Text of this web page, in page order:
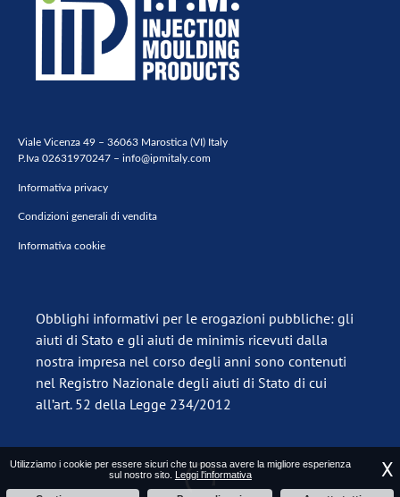
Viale Vicenza 49 – 36063 Marostica (VI) Italy
P.Iva 02631970247 – info@ipmitaly.com
Informativa privacy
Condizioni generali di vendita
Informativa cookie
Obblighi informativi per le erogazioni pubbliche: gli
aiuti di Stato e gli aiuti de minimis ricevuti dalla
nostra impresa nel corso degli anni sono contenuti
nel Registro Nazionale degli aiuti di Stato di cui
all’art. 52 della Legge 234/2012
X
Utilizziamo i cookie per essere sicuri che tu possa avere la migliore esperienza
sul nostro sito. Leggi l'informativa